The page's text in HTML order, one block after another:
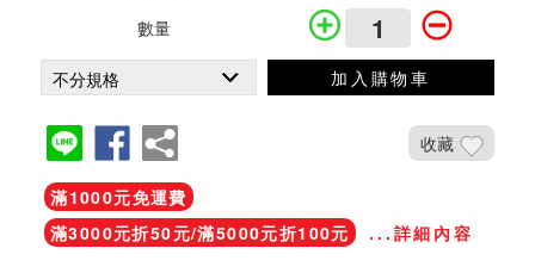
數量
加入購物車
收藏
滿1000元免運費
滿3000元折50元/滿5000元折100元
...詳細內容